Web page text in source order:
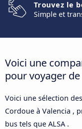
Trouvez le
Simple et
Voici une
pour voyager
Voici une sélection
Cordoue à Valencia ,
bus tels que ALSA .